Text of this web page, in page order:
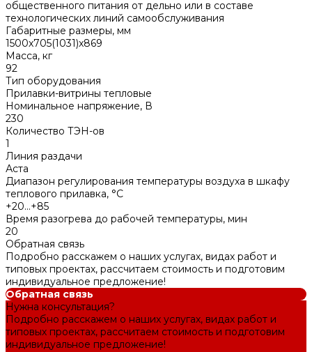
общественного питания от дельно или в составе
технологических линий самообслуживания
Габаритные размеры, мм
1500x705(1031)x869
Масса, кг
92
Тип оборудования
Прилавки-витрины тепловые
Номинальное напряжение, В
230
Количество ТЭН-ов
1
Линия раздачи
Аста
Диапазон регулирования температуры воздуха в шкафу
теплового прилавка, °С
+20...+85
Время разогрева до рабочей температуры, мин
20
Обратная связь
Подробно расскажем о наших услугах, видах работ и
типовых проектах, рассчитаем стоимость и подготовим
индивидуальное предложение!
Обратная связь
Нужна консультация?
Подробно расскажем о наших услугах, видах работ и
типовых проектах, рассчитаем стоимость и подготовим
индивидуальное предложение!